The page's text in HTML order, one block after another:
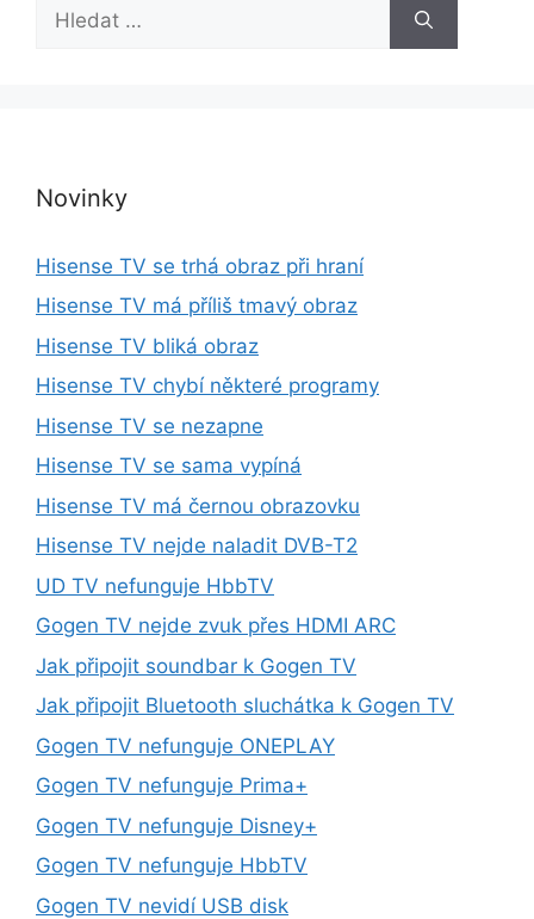
:Novinky
Hisense TV se trhá obraz při hraní
Hisense TV má příliš tmavý obraz
Hisense TV bliká obraz
Hisense TV chybí některé programy
Hisense TV se nezapne
Hisense TV se sama vypíná
Hisense TV má černou obrazovku
Hisense TV nejde naladit DVB-T2
UD TV nefunguje HbbTV
Gogen TV nejde zvuk přes HDMI ARC
Jak připojit soundbar k Gogen TV
Jak připojit Bluetooth sluchátka k Gogen TV
Gogen TV nefunguje ONEPLAY
Gogen TV nefunguje Prima+
Gogen TV nefunguje Disney+
Gogen TV nefunguje HbbTV
Gogen TV nevidí USB disk